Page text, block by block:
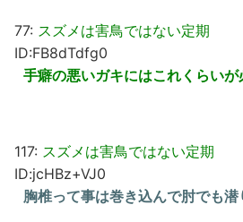
77: スズメは害鳥ではない定期
ID:FB8dTdfg0
手癖の悪いガキにはこれくらいが
117: スズメは害鳥ではない定期
ID:jcHBz+VJ0
胸椎って事は巻き込んで肘でも